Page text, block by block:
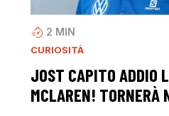
2 MIN
CURIOSITÀ
JOST CAPITO ADDIO
MCLAREN! TORNERÀ